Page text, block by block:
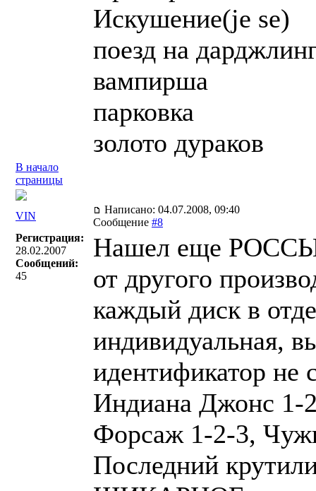
Искушение(je se)
поезд на
вампирша
парковка
золото дураков
В начало
страницы
VIN
Написано: 04.07.2008, 09:40
Сообщение #8
Регистрация:
28.02.2007
Сообщений:
45
Нашел еще
от другого
каждый диск в
индивидуальная,
идентификатор не
Индиана Джонс 1-
Форсаж 1-2-3,
Последний